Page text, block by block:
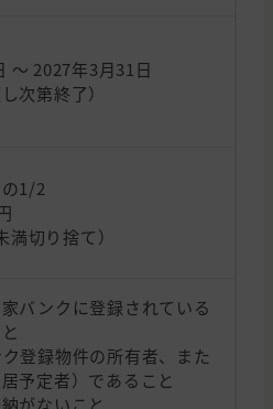
～ 2027年3月31日
次第終了）
の1/2
満切り捨て）
バンクに登録されている
登録物件の所有者、また
予定者）であること